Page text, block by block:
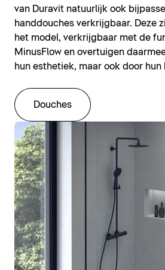
van Duravit natuurlijk ook
handdouches verkrijgbaar. Deze
het model, verkrijgbaar met de
MinusFlow en overtuigen
hun esthetiek, maar ook door
Douches